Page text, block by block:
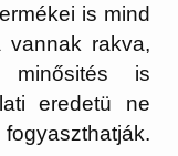
is mind
vannak rakva,
is
eredetü ne